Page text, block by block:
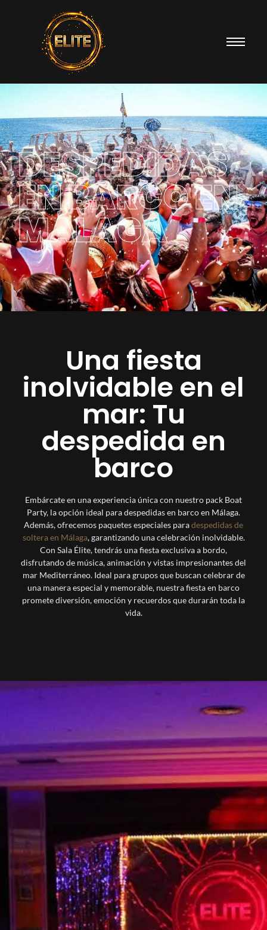
DESPEDIDAS
EN BARCO EN
MÁLAGA
Una fiesta
inolvidable en el
mar: Tu
despedida en
barco
Embárcate en una experiencia única con nuestro pack Boat
Party, la opción ideal para despedidas en barco en Málaga.
Además, ofrecemos paquetes especiales paradespedidas de
soltera en Málaga, garantizando una celebración inolvidable.
Con Sala Élite, tendrás una fiesta exclusiva a bordo,
disfrutando de música, animación y vistas impresionantes del
mar Mediterráneo. Ideal para grupos que buscan celebrar de
una manera especial y memorable, nuestra fiesta en barco
promete diversión, emoción y recuerdos que durarán toda la
vida.